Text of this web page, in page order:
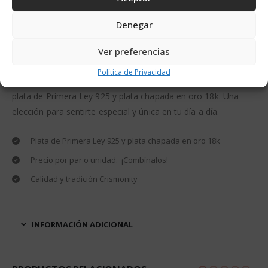
Denegar
Ver preferencias
Política de Privacidad
plata de Primera Ley 925 y plata chapada en oro 18k. Una
elección para sentirte especial y única en tu día a día.
Plata de Primera Ley 925 y plata chapada en oro 18k
Precio por par o unidad. ¡Combínalos!
Calidad y tradición Crismonity
INFORMACIÓN ADICIONAL